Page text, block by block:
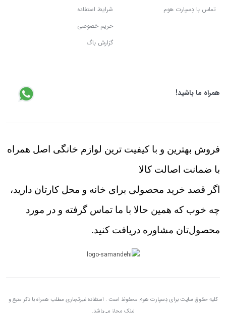
تماس با دِسپارت هوم
شرایط استفاده
حریم خصوصی
گزارش باگ
همراه ما باشید!
فروش بهترین و با کیفیت ترین لوازم خانگی اصل همراه
با ضمانت اصالت کالا
اگر قصد خرید محصولی برای خانه و محل کارتان دارید،
چه خوب که همین حالا با ما تماس گرفته و در مورد
محصول‌تان مشاوره دریافت کنید.
کلیه حقوق سایت برای دِسپارت هوم محفوظ است . استفاده غیرتجاری مطلب همراه با ذکر منبع و
لینک مجاز می‌باشد.